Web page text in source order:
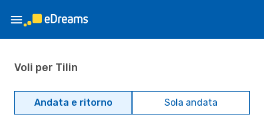
Voli per Tilin
Andata e ritorno Sola andata